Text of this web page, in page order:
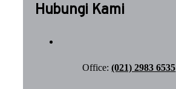
Hubungi Kami
Office:(021) 2983 6535